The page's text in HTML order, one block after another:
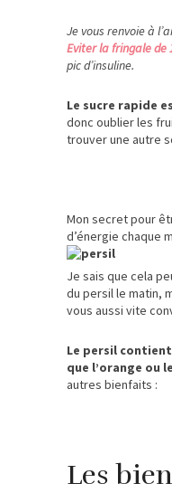
Je vous renvoie à
Eviter la fringale de
pic d’insuline.
Le sucre rapide
donc oublier les
trouver une autre
Mon secret pour
d’énergie chaque
Je sais que cela
du persil le matin,
vous aussi vite
Le persil
que l’orange ou
autres bienfaits :
Les